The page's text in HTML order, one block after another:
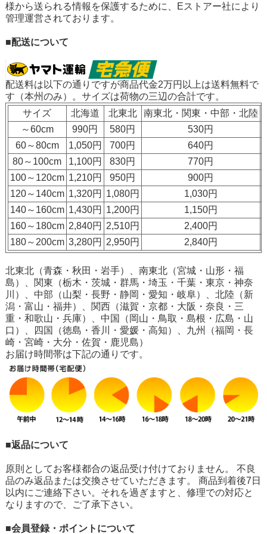
様から送られる情報を保護するために、Eストアー社により
管理運営されております。
■配送について
配送料は以下の通りですが商品代金2万円以上は送料無料で
す（本州のみ）。サイズは荷物の三辺の合計です。
サイズ
北海道 北東北
南東北・関東・中部・北陸
～60cm
990円 580円 530円
60～80cm
1,050円 700円 640円
80～100cm
1,100円 830円 770円
100～120cm 1,210円 950円 900円
120～140cm 1,320円 1,080円 1,030円
140～160cm 1,430円 1,200円 1,150円
160～180cm 2,840円 2,510円 2,400円
180～200cm 3,280円 2,950円 2,840円
北東北（青森・秋田・岩手）、南東北（宮城・山形・福
島）、関東（栃木・茨城・群馬・埼玉・千葉・東京・神奈
川）、中部（山梨・長野・静岡・愛知・岐阜）、北陸（新
潟・富山・福井）、関西（滋賀・京都・大阪・奈良・三
重・和歌山・兵庫）、中国（岡山・鳥取・島根・広島・山
口）、四国（徳島・香川・愛媛・高知）、九州（福岡・長
崎・宮崎・大分・佐賀・鹿児島）
お届け時間帯は下記の通りです。
■返品について
原則としてお客様都合の返品受け付けておりません。 不良
品のみ返品または交換させていただきます。 商品到着後7日
以内にご連絡下さい。それを過ぎますと、修理での対応と
なりますので、ご了承下さい。
■会員登録・ポイントについて